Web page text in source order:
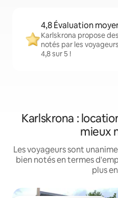
4,8 Évaluation
Karlskrona propose
notés par les
4,8 sur 5 !
Karlskrona :
mieux
Les voyageurs sont
bien notés en termes
plus